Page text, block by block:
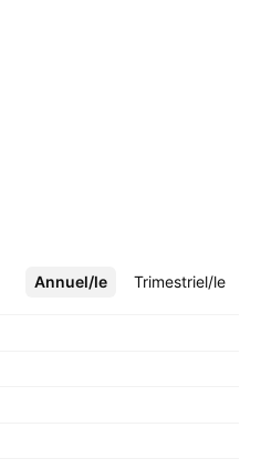
Annuel/le Trimestriel/le
Plus